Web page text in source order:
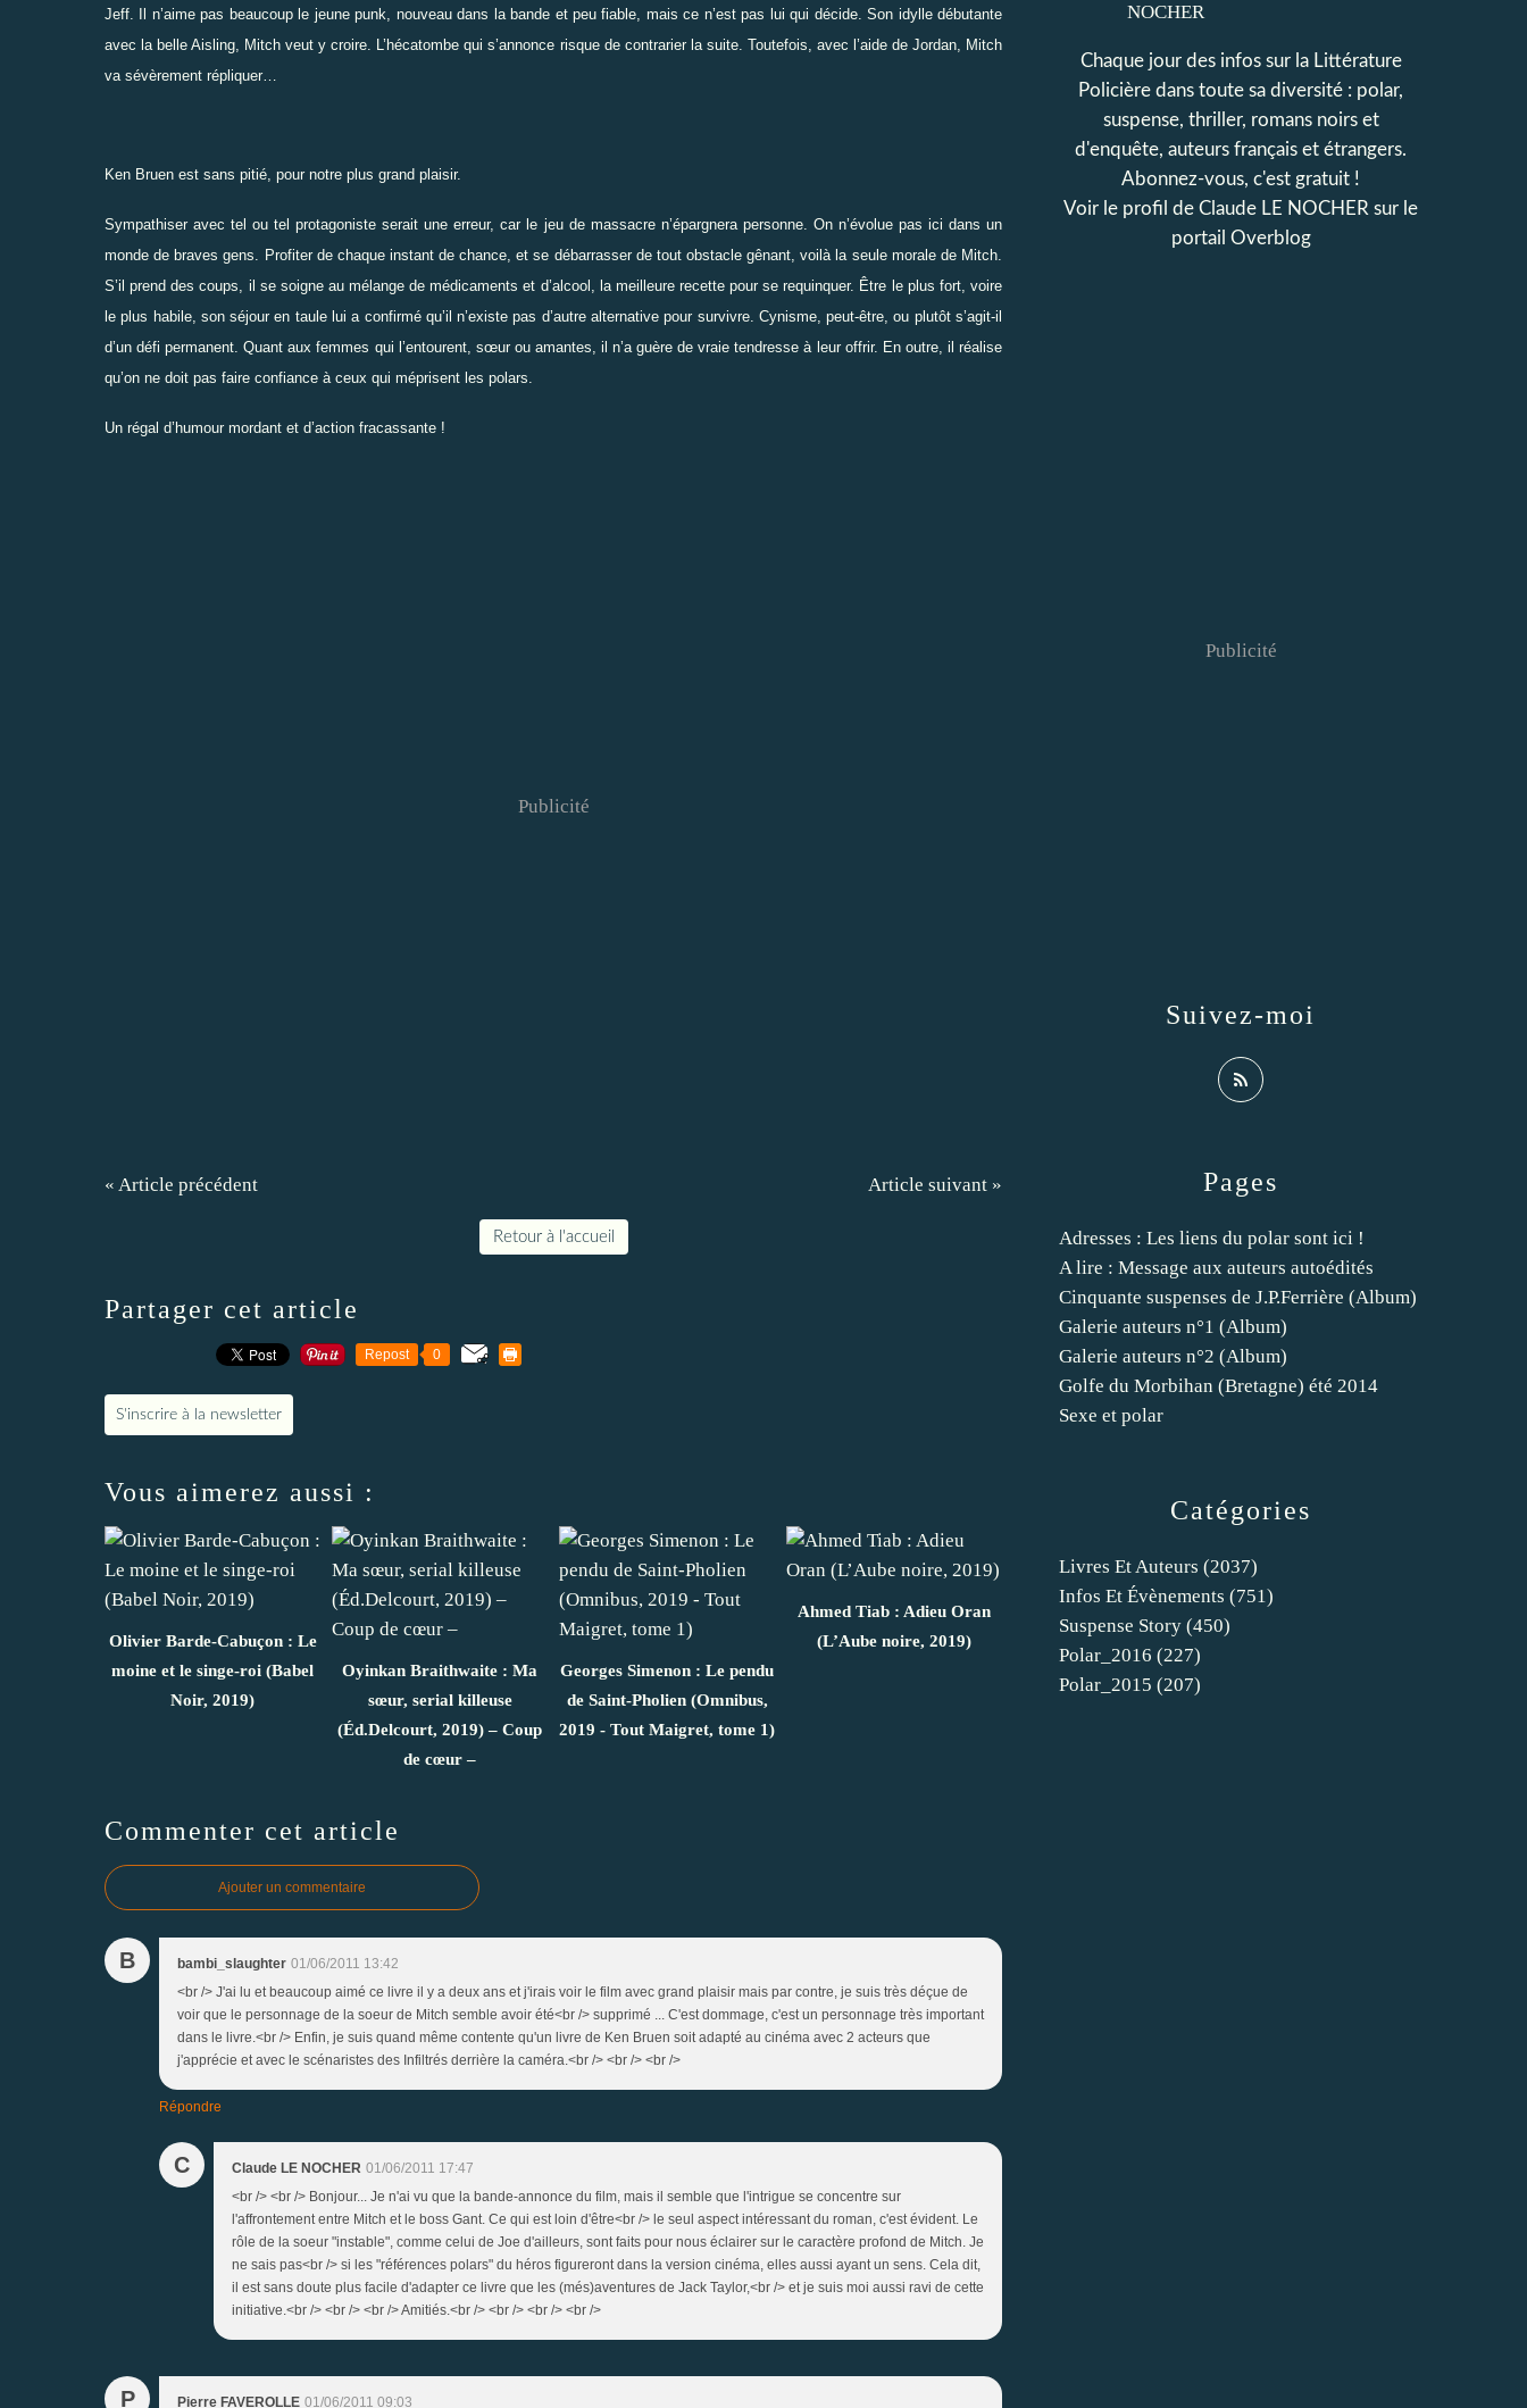
Jeff. Il n’aime pas beaucoup le jeune punk, nouveau dans la bande et peu fiable, mais ce n’est pas lui qui décide. Son idylle débutante
avec la belle Aisling, Mitch veut y croire. L’hécatombe qui s’annonce risque de contrarier la suite. Toutefois, avec l’aide de Jordan, Mitch
va sévèrement répliquer…
Ken Bruen est sans pitié, pour notre plus grand plaisir.
Sympathiser avec tel ou tel protagoniste serait une erreur, car le jeu de massacre n’épargnera personne. On n’évolue pas ici dans un
monde de braves gens. Profiter de chaque instant de chance, et se débarrasser de tout obstacle gênant, voilà la seule morale de Mitch.
S’il prend des coups, il se soigne au mélange de médicaments et d’alcool, la meilleure recette pour se requinquer. Être le plus fort, voire
le plus habile, son séjour en taule lui a confirmé qu’il n’existe pas d’autre alternative pour survivre. Cynisme, peut-être, ou plutôt s’agit-il
d’un défi permanent. Quant aux femmes qui l’entourent, sœur ou amantes, il n’a guère de vraie tendresse à leur offrir. En outre, il réalise
qu’on ne doit pas faire confiance à ceux qui méprisent les polars.
Un régal d’humour mordant et d’action fracassante !
Publicité
« Article précédent Article suivant »
Retour à l'accueil
Partager cet article
Repost 0
S'inscrire à la newsletter
Vous aimerez aussi :
Olivier Barde-Cabuçon : Le
moine et le singe-roi (Babel
Noir, 2019)
Oyinkan Braithwaite : Ma
sœur, serial killeuse
(Éd.Delcourt, 2019) – Coup
de cœur –
Georges Simenon : Le pendu
de Saint-Pholien (Omnibus,
2019 - Tout Maigret, tome 1)
Ahmed Tiab : Adieu Oran
(L’Aube noire, 2019)
Commenter cet article
Ajouter un commentaire
B bambi_slaughter 01/06/2011 13:42
<br /> J'ai lu et beaucoup aimé ce livre il y a deux ans et j'irais voir le film avec grand plaisir mais par contre, je suis très déçue de
voir que le personnage de la soeur de Mitch semble avoir été<br /> supprimé ... C'est dommage, c'est un personnage très important
dans le livre.<br /> Enfin, je suis quand même contente qu'un livre de Ken Bruen soit adapté au cinéma avec 2 acteurs que
j'apprécie et avec le scénaristes des Infiltrés derrière la caméra.<br /> <br /> <br />
Répondre
C Claude LE NOCHER 01/06/2011 17:47
<br /> <br /> Bonjour... Je n'ai vu que la bande-annonce du film, mais il semble que l'intrigue se concentre sur
l'affrontement entre Mitch et le boss Gant. Ce qui est loin d'être<br /> le seul aspect intéressant du roman, c'est évident. Le
rôle de la soeur "instable", comme celui de Joe d'ailleurs, sont faits pour nous éclairer sur le caractère profond de Mitch. Je
ne sais pas<br /> si les "références polars" du héros figureront dans la version cinéma, elles aussi ayant un sens. Cela dit,
il est sans doute plus facile d'adapter ce livre que les (més)aventures de Jack Taylor,<br /> et je suis moi aussi ravi de cette
initiative.<br /> <br /> <br /> Amitiés.<br /> <br /> <br /> <br />
P Pierre FAVEROLLE 01/06/2011 09:03
Catégories
Livres Et Auteurs (2037)
Infos Et Évènements (751)
Suspense Story (450)
Polar_2016 (227)
Polar_2015 (207)
Pages
Adresses : Les liens du polar sont ici !
A lire : Message aux auteurs autoédités
Cinquante suspenses de J.P.Ferrière (Album)
Galerie auteurs n°1 (Album)
Galerie auteurs n°2 (Album)
Golfe du Morbihan (Bretagne) été 2014
Sexe et polar
Chaque jour des infos sur la Littérature
Policière dans toute sa diversité : polar,
suspense, thriller, romans noirs et
d'enquête, auteurs français et étrangers.
Abonnez-vous, c'est gratuit !
Voir le profil de Claude LE NOCHER sur le
portail Overblog
Suivez-moi
Publicité